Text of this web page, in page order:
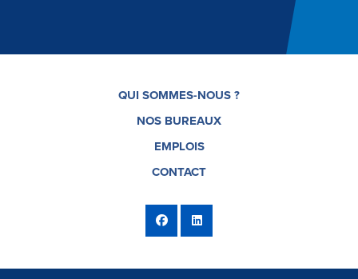
QUI SOMMES-NOUS ?
NOS BUREAUX
EMPLOIS
CONTACT